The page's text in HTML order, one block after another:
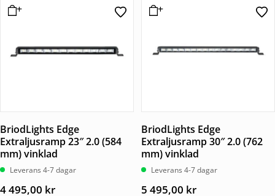
BriodLights Edge
Extraljusramp 23″ 2.0 (584
mm) vinklad
Leverans 4-7 dagar
4 495,00 kr
BriodLights Edge
Extraljusramp 30″ 2.0 (762
mm) vinklad
Leverans 4-7 dagar
5 495,00 kr